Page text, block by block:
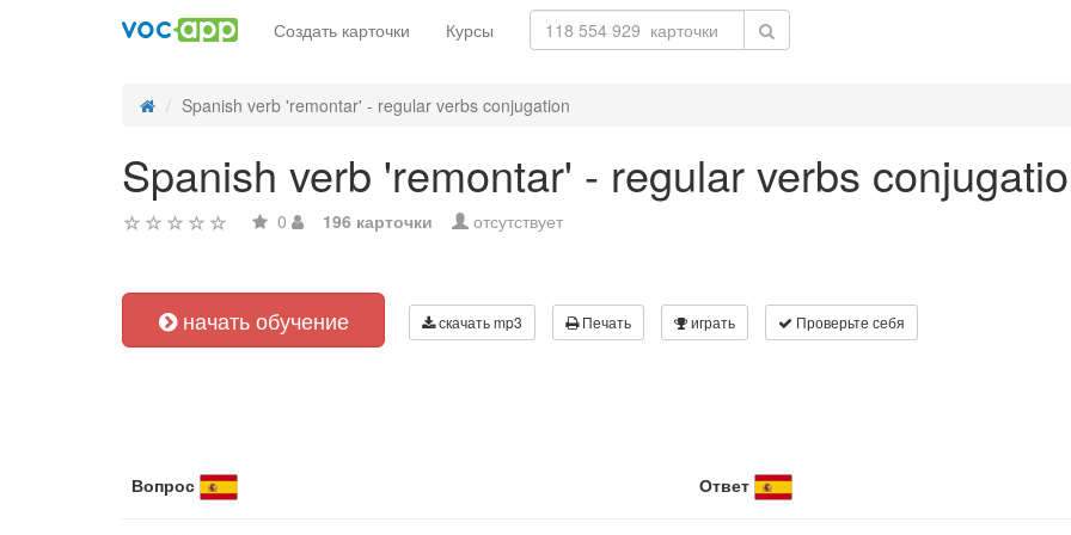
Создать карточки Курсы
Spanish verb 'remontar' - regular verbs conjugation
Spanish verb 'remontar' - regular verbs
0 196 карточки отсутствует
начать обучение скачать mp3 Печать играть Проверьте себя
Вопрос Ответ